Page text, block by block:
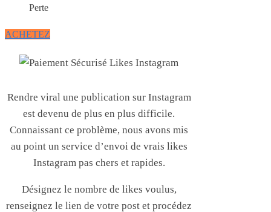
Perte
ACHETEZ
Rendre viral une publication sur Instagram
est devenu de plus en plus difficile.
Connaissant ce problème, nous avons mis
au point un service d’envoi de vrais likes
Instagram pas chers et rapides.
Désignez le nombre de likes voulus,
renseignez le lien de votre post et procédez